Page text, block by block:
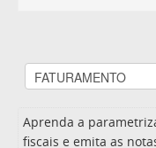
Aprenda a
fiscais e emita as